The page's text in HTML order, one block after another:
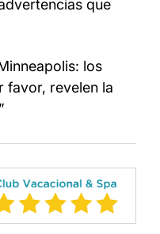
que
los
favor, revelen la